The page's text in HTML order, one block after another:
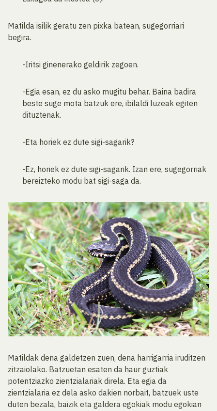
Matilda isilik geratu zen pixka batean, sugegorriari
begira.
-Iritsi ginenerako geldirik zegoen.
-Egia esan, ez du asko mugitu behar. Baina badira
beste suge mota batzuk ere, ibilaldi luzeak egiten
dituztenak.
-Eta horiek ez dute sigi-sagarik?
-Ez, horiek ez dute sigi-sagarik. Izan ere, sugegorriak
bereizteko modu bat sigi-saga da.
Matildak dena galdetzen zuen, dena harrigarria iruditzen
zitzaiolako. Batzuetan esaten da haur guztiak
potentziazko zientzialariak direla. Eta egia da
zientzialaria ez dela asko dakien norbait, batzuek uste
duten bezala, baizik eta galdera egokiak modu egokian